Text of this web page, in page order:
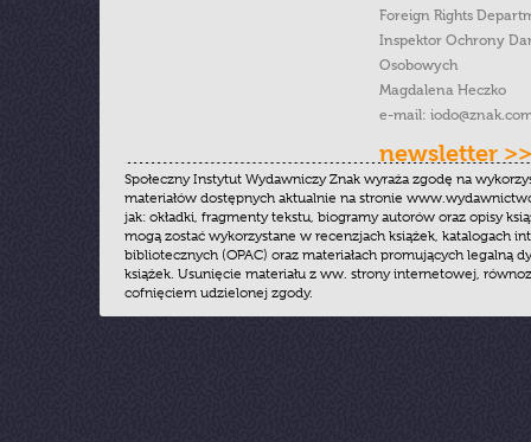
Foreign Rights
Inspektor Ochrony
Osobowych
Magdalena Heczko
e-mail:
newsletter >>
Społeczny Instytut Wydawniczy Znak wyraża zgodę na
materiałów dostępnych aktualnie na stronie
jak: okładki, fragmenty tekstu, biogramy autorów oraz opisy
mogą zostać wykorzystane w recenzjach książek, katalogach
bibliotecznych (OPAC) oraz materiałach promujących legalną
książek. Usunięcie materiału z ww. strony internetowej,
cofnięciem udzielonej zgody.